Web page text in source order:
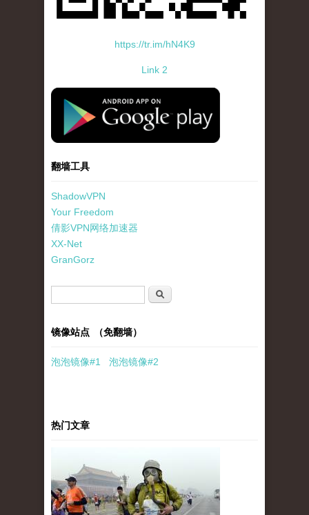
https://tr.im/hN4K9
Link 2
standard-icon-googleplay-app-store.png
翻墙工具
ShadowVPN
Your Freedom
倩影VPN网络加速器
XX-Net
GranGorz
搜索
镜像站点 （免翻墙）
泡泡镜像#1 泡泡镜像#2
热门文章